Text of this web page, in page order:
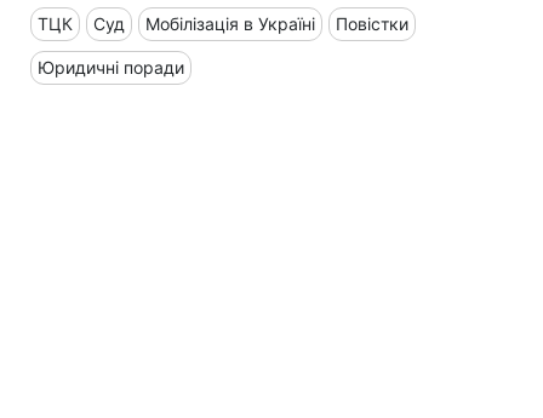
ТЦК Суд Мобілізація в Україні Повістки
Юридичні поради